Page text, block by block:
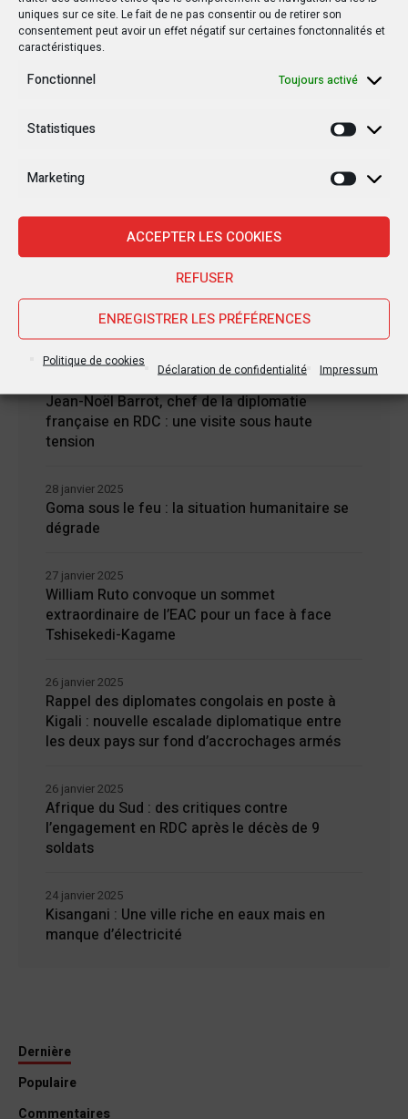
uniques sur ce site. Le fait de ne pas consentir ou de retirer son
consentement peut avoir un effet négatif sur certaines fonctonnalités et
caractéristiques.
Fonctionnel Toujours activé
Statistiques
Marketing
ACCEPTER LES COOKIES
REFUSER
ENREGISTRER LES PRÉFÉRENCES
Politique de cookies
Déclaration de confidentialité Impressum
Nouvelles Récentes
Jean-Noël Barrot, chef de la diplomatie
française en RDC : une visite sous haute
tension
Goma sous le feu : la situation humanitaire se
dégrade
28 janvier 2025
William Ruto convoque un sommet
extraordinaire de l’EAC pour un face à face
Tshisekedi-Kagame
27 janvier 2025
Rappel des diplomates congolais en poste à
Kigali : nouvelle escalade diplomatique entre
les deux pays sur fond d’accrochages armés
26 janvier 2025
Afrique du Sud : des critiques contre
l’engagement en RDC après le décès de 9
soldats
26 janvier 2025
Kisangani : Une ville riche en eaux mais en
manque d’électricité
24 janvier 2025
Dernière
Populaire
Commentaires